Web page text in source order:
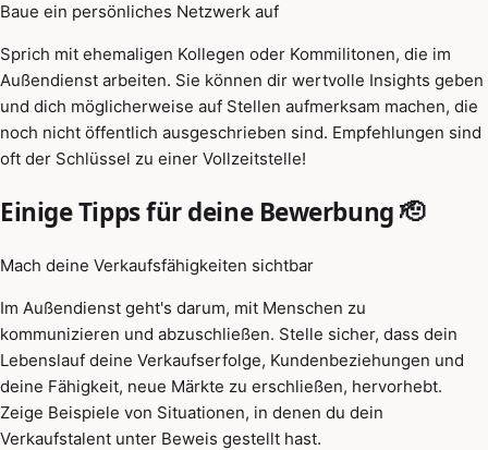
Baue ein persönliches Netzwerk auf
Sprich mit ehemaligen Kollegen oder Kommilitonen, die im
Außendienst arbeiten. Sie können dir wertvolle Insights geben
und dich möglicherweise auf Stellen aufmerksam machen, die
noch nicht öffentlich ausgeschrieben sind. Empfehlungen sind
oft der Schlüssel zu einer Vollzeitstelle!
Einige Tipps für deine Bewerbung 🫡
Mach deine Verkaufsfähigkeiten sichtbar
Im Außendienst geht's darum, mit Menschen zu
kommunizieren und abzuschließen. Stelle sicher, dass dein
Lebenslauf deine Verkaufserfolge, Kundenbeziehungen und
deine Fähigkeit, neue Märkte zu erschließen, hervorhebt.
Zeige Beispiele von Situationen, in denen du dein
Verkaufstalent unter Beweis gestellt hast.